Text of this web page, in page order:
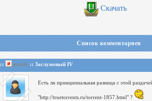
Скачать
Список комментариев
:: petrlis :: Заслуженый IV
Есть ли принципиальная разница с этой
"http://truetorrents.ru/torrent-1857.html" ?